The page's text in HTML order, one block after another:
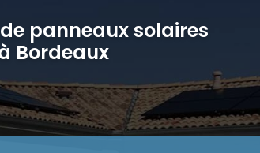
panneaux solaires
Bordeaux